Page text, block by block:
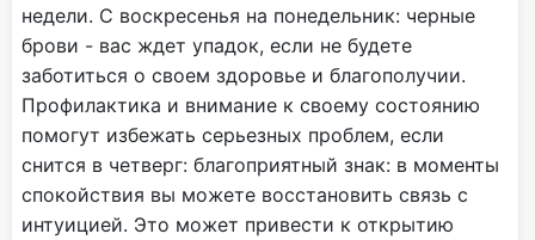
недели. С воскресенья на понедельник: черные
брови - вас ждет упадок, если не будете
заботиться о своем здоровье и благополучии.
Профилактика и внимание к своему состоянию
помогут избежать серьезных проблем, если
снится в четверг: благоприятный знак: в моменты
спокойствия вы можете восстановить связь с
интуицией. Это может привести к открытию